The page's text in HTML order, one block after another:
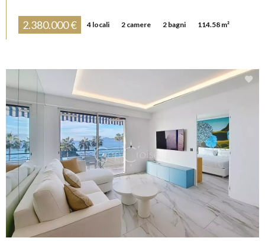
2.380.000 € 4 locali 2 camere 2 bagni 114.58 m²